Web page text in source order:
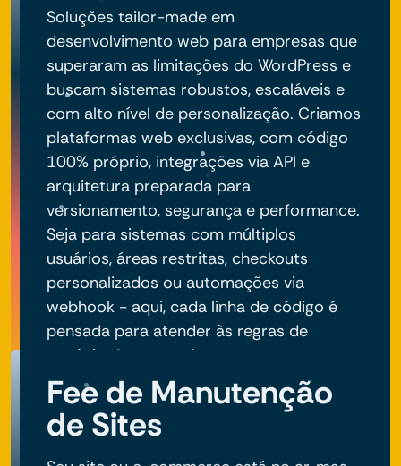
Soluções tailor-made em
desenvolvimento web para empresas que
superaram as limitações do WordPress e
buscam sistemas robustos, escaláveis e
com alto nível de personalização. Criamos
plataformas web exclusivas, com código
100% próprio, integrações via API e
arquitetura preparada para
versionamento, segurança e performance.
Seja para sistemas com múltiplos
usuários, áreas restritas, checkouts
personalizados ou automações via
webhook - aqui, cada linha de código é
pensada para atender às regras de
negócio do seu projeto.
Fee de Manutenção
de Sites